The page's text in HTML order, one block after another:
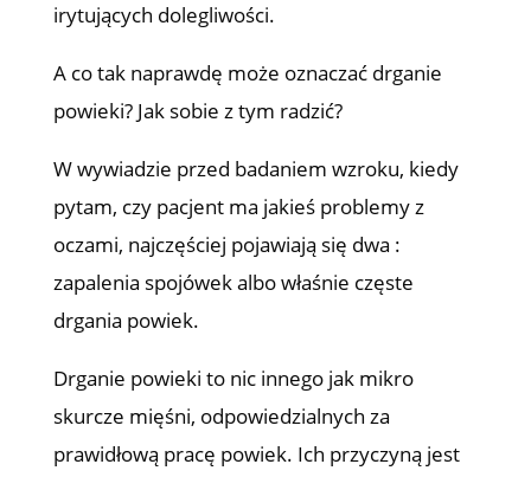
irytujących dolegliwości.
A co tak naprawdę może oznaczać drganie
powieki? Jak sobie z tym radzić?
W wywiadzie przed badaniem wzroku, kiedy
pytam, czy pacjent ma jakieś problemy z
oczami, najczęściej pojawiają się dwa :
zapalenia spojówek albo właśnie częste
drgania powiek.
Drganie powieki to nic innego jak mikro
skurcze mięśni, odpowiedzialnych za
prawidłową pracę powiek. Ich przyczyną jest